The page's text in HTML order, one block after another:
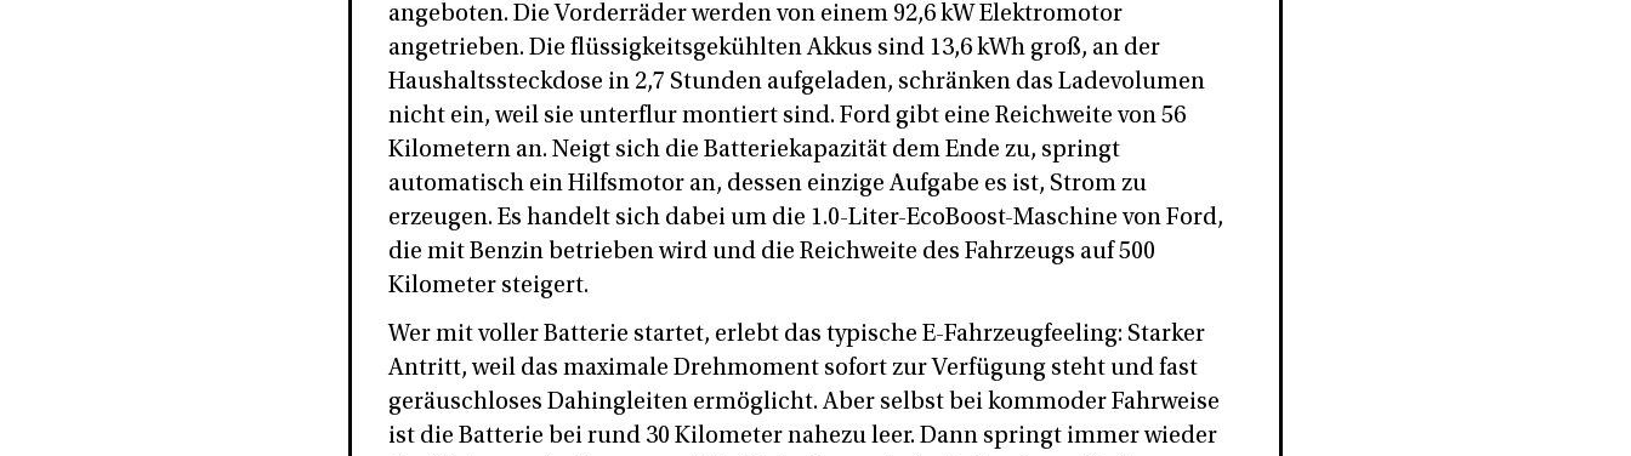
angeboten. Die Vorderräder werden von einem 92,6 kW Elektromotor
angetrieben. Die flüssigkeitsgekühlten Akkus sind 13,6 kWh groß, an der
Haushaltssteckdose in 2,7 Stunden aufgeladen, schränken das Ladevolumen
nicht ein, weil sie unterflur montiert sind. Ford gibt eine Reichweite von 56
Kilometern an. Neigt sich die Batteriekapazität dem Ende zu, springt
automatisch ein Hilfsmotor an, dessen einzige Aufgabe es ist, Strom zu
erzeugen. Es handelt sich dabei um die 1.0-Liter-EcoBoost-Maschine von Ford,
die mit Benzin betrieben wird und die Reichweite des Fahrzeugs auf 500
Kilometer steigert.
Wer mit voller Batterie startet, erlebt das typische E-Fahrzeugfeeling: Starker
Antritt, weil das maximale Drehmoment sofort zur Verfügung steht und fast
geräuschloses Dahingleiten ermöglicht. Aber selbst bei kommoder Fahrweise
ist die Batterie bei rund 30 Kilometer nahezu leer. Dann springt immer wieder